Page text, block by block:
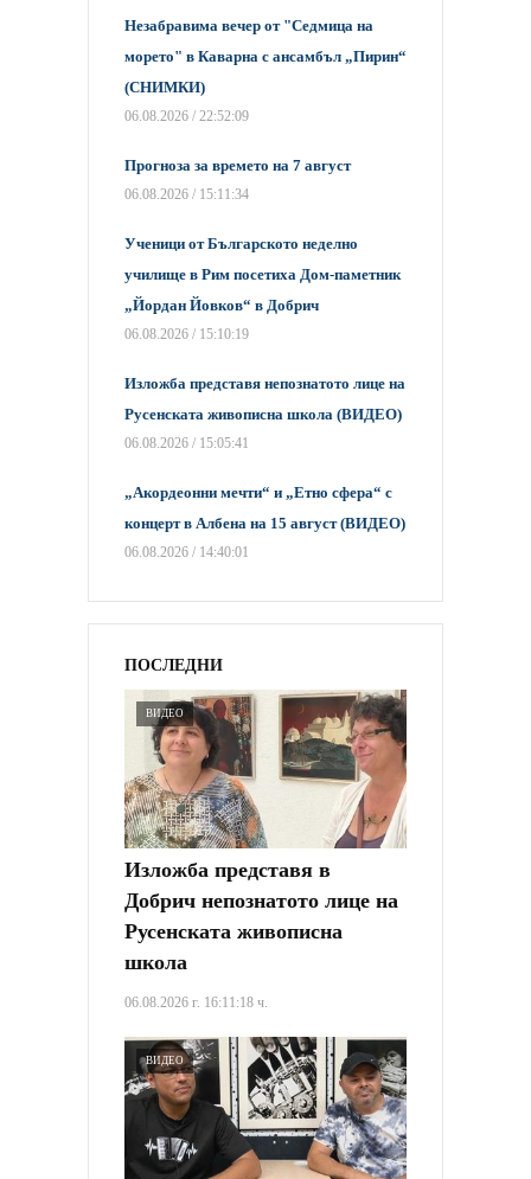
Незабравима вечер от "Седмица на
морето" в Каварна с ансамбъл „Пирин“
(СНИМКИ)
06.08.2026 / 22:52:09
Прогноза за времето на 7 август
06.08.2026 / 15:11:34
Ученици от Българското неделно
училище в Рим посетиха Дом-паметник
„Йордан Йовков“ в Добрич
06.08.2026 / 15:10:19
Изложба представя непознатото лице на
Русенската живописна школа (ВИДЕО)
06.08.2026 / 15:05:41
„Акордеонни мечти“ и „Етно сфера“ с
концерт в Албена на 15 август (ВИДЕО)
06.08.2026 / 14:40:01
ПОСЛЕДНИ
ВИДЕО
Изложба представя в
Добрич непознатото лице на
Русенската живописна
школа
06.08.2026 г. 16:11:18 ч.
ВИДЕО